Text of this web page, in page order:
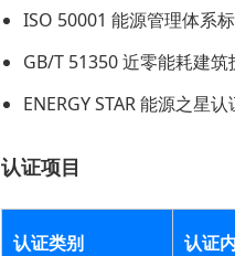
ISO 50001 能源管理体系
GB/T 51350 近零能耗建筑
ENERGY STAR 能源之星认
认证项目
认证类别 认证